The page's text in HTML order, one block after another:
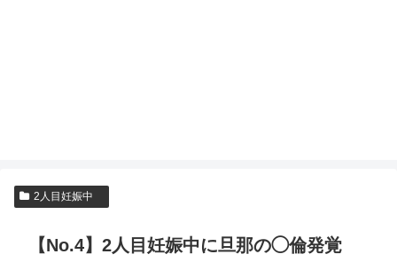
2人目妊娠中
【No.4】2人目妊娠中に旦那の◯倫発覚